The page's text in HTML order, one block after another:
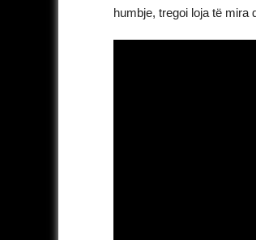
humbje, tregoi loja të mira